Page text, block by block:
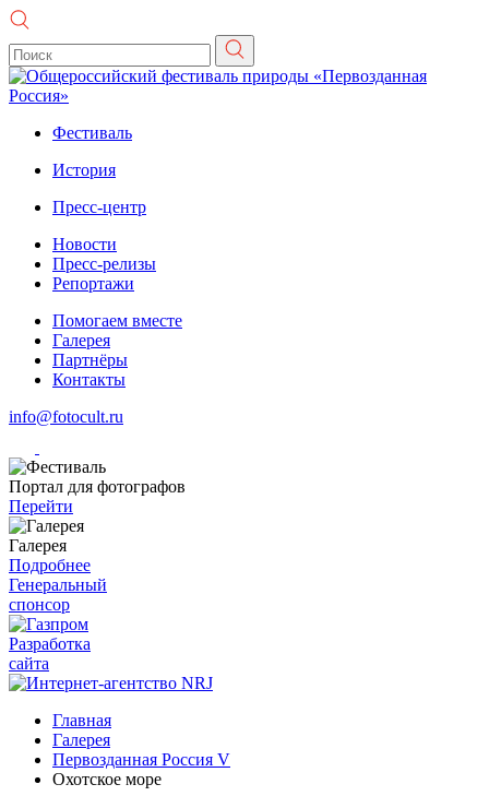
Фестиваль
История
Пресс-центр
Новости
Пресс-релизы
Репортажи
Помогаем вместе
Галерея
Партнёры
Контакты
info@fotocult.ru
Портал для фотографов
Перейти
Галерея
Подробнее
Генеральный
спонсор
Разработка
сайта
Главная
Галерея
Первозданная Россия V
Охотское море